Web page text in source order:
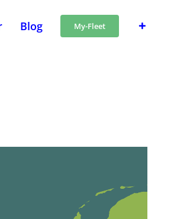
Blog My-Fleet